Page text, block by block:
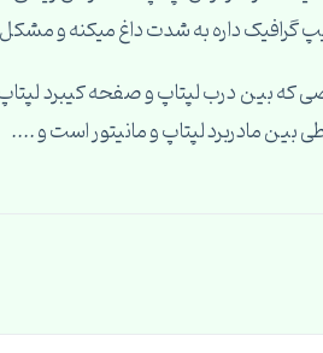
گرافیک داره به شدت داغ میکنه و
که بین درب لپتاپ و صفحه کیبرد
بین مادربرد لپتاپ و مانیتور است و ....